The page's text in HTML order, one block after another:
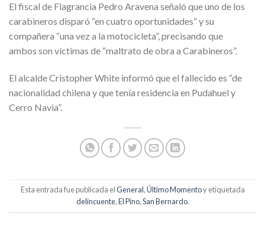
El fiscal de Flagrancia Pedro Aravena señaló que uno de los
carabineros disparó “en cuatro oportunidades” y su
compañera “una vez a la motocicleta”, precisando que
ambos son víctimas de “maltrato de obra a Carabineros”.
El alcalde Cristopher White informó que el fallecido es “de
nacionalidad chilena y que tenía residencia en Pudahuel y
Cerro Navia”.
Esta entrada fue publicada elGeneral,Último Momentoy etiquetada
delincuente,El Pino,San Bernardo.